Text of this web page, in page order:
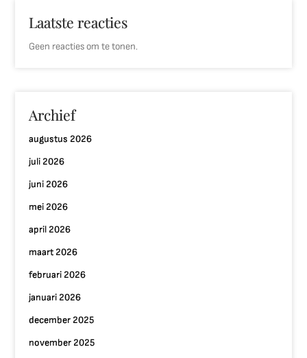
Laatste reacties
Geen reacties om te tonen.
Archief
augustus 2026
juli 2026
juni 2026
mei 2026
april 2026
maart 2026
februari 2026
januari 2026
december 2025
november 2025